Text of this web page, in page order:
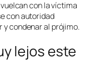
con la víctima
con autoridad
condenar al prójimo.
lejos este